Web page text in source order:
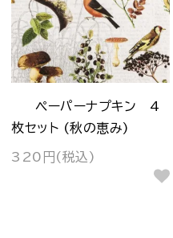
ペーパーナプキン 4
枚セット (秋の恵み)
320円(税込)